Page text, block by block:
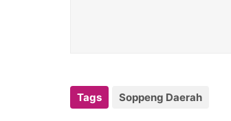
Tags Soppeng Daerah